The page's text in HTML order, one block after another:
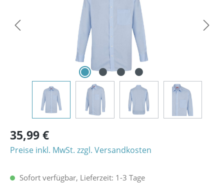
35,99 €
Preise inkl. MwSt. zzgl. Versandkosten
Sofort verfügbar, Lieferzeit: 1-3 Tage